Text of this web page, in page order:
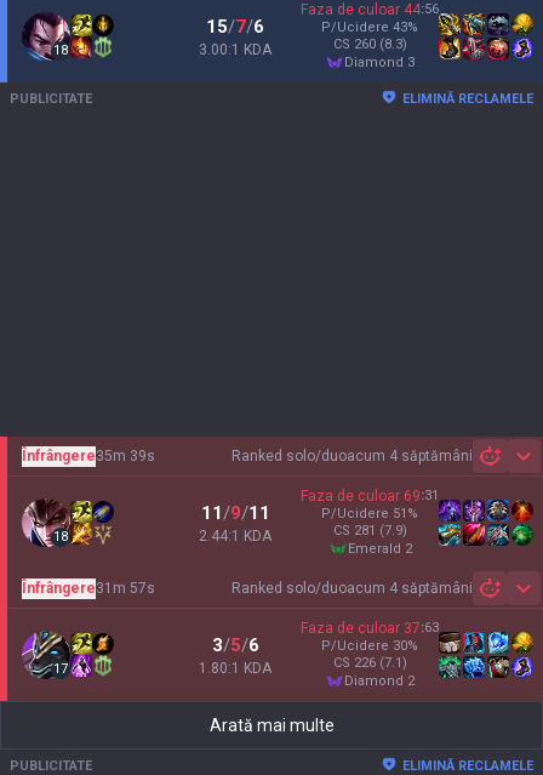
18
15/7/6
3.00:1 KDA
Faza de culoar 44:56
P/Ucidere 43%
CS 260 (8.3)
diamond 3
PUBLICITATE ELIMINĂ RECLAMELE
Ranked solo/duoacum 4 săptămâni
Înfrângere35m 39s
18
11/9/11
2.44:1 KDA
Faza de culoar 69:31
P/Ucidere 51 %
CS 281 (7.9)
emerald 2
Ranked solo/duoacum 4 săptămâni
Înfrângere31m 57s
17
3/5/6
1.80:1 KDA
Faza de culoar 37:63
P/Ucidere 30%
CS 226 (7.1)
diamond 2
Arată mai multe
PUBLICITATE ELIMINĂ RECLAMELE